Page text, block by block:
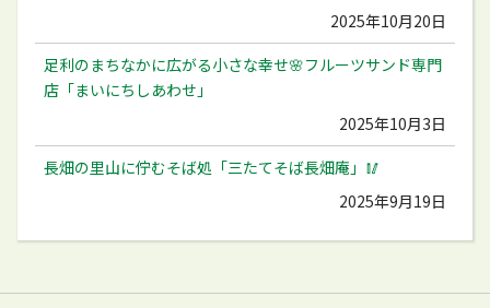
2025年10月20日
足利のまちなかに広がる小さな幸せ🌸フルーツサンド専門
店「まいにちしあわせ」
2025年10月3日
長畑の里山に佇むそば処「三たてそば長畑庵」🥢
2025年9月19日